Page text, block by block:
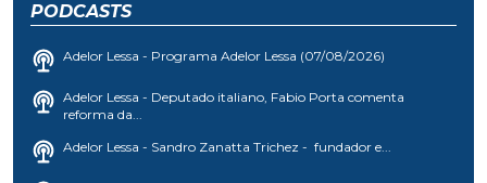
PODCASTS
Adelor Lessa - Programa Adelor Lessa (07/08/2026)
Adelor Lessa - Deputado italiano, Fabio Porta comenta
reforma da...
Adelor Lessa - Sandro Zanatta Trichez - fundador e...